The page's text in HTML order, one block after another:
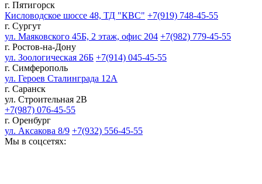
г. Пятигорск
Кисловодское шоссе 48, ТД "КВС" +7(919) 748-45-55
г. Сургут
ул. Маяковского 45Б, 2 этаж, офис 204 +7(982) 779-45-55
г. Ростов-на-Дону
ул. Зоологическая 26Б +7(914) 045-45-55
г. Симферополь
ул. Героев Сталинграда 12А
г. Саранск
ул. Строительная 2В
+7(987) 076-45-55
г. Оренбург
ул. Аксакова 8/9 +7(932) 556-45-55
Мы в соцсетях: